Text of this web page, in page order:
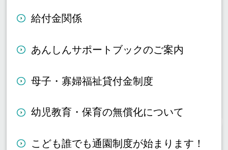
給付金関係
あんしんサポートブックのご案内
母子・寡婦福祉貸付金制度
幼児教育・保育の無償化について
こども誰でも通園制度が始まります！